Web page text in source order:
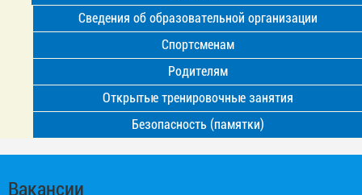
Сведения об образовательной организации
Спортсменам
Родителям
Открытые тренировочные занятия
Безопасность (памятки)
Вакансии